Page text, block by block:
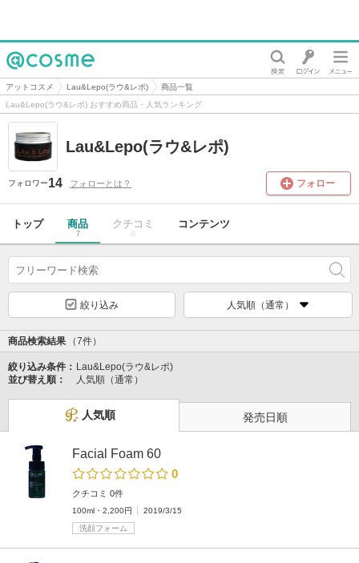
@cosme
アットコスメ Lau&Lepo(ラウ&レポ)
商品一覧
Lau&Lepo(ラウ&レポ) おすすめ商品・人気ランキング
Lau&Lepo(ラウ&レポ)
フォロワー14 フォローとは？ フォロー
トップ 商品
7
クチコミ
0
コンテンツ
絞り込み 人気順（通常）
商品検索結果 （7件）
絞り込み条件： Lau&Lepo(ラウ&レポ)
並び替え順：
人気順（通常）
人気順 発売日順
Facial Foam 60
0
クチコミ 0件
100ml・2,200円
2019/3/15
洗顔フォーム